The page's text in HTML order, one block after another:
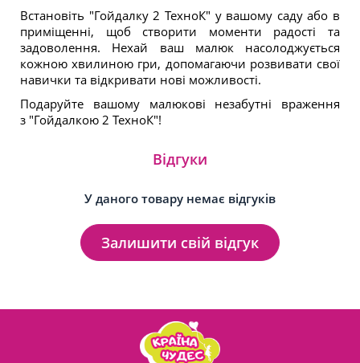
Встановіть "Гойдалку 2 ТехноК" у вашому саду або в
приміщенні, щоб створити моменти радості та
задоволення. Нехай ваш малюк насолоджується
кожною хвилиною гри, допомагаючи розвивати свої
навички та відкривати нові можливості.
Подаруйте вашому малюкові незабутні враження
з "Гойдалкою 2 ТехноК"!
Відгуки
У даного товару немає відгуків
Залишити свій відгук